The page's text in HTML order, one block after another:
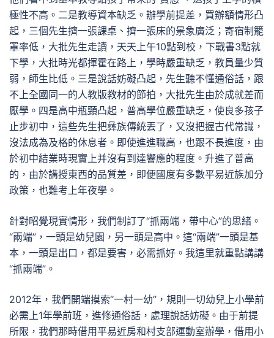
極性不高。二是教導資本缺乏。辦學前提差，買辦額情形凸
起，三個先生擠一張課桌、擠一張床的景象廣泛；寄宿制籠
罩率低，大批先生走讀，天天上午10點到校，下戰書3點就
下學，大批時光都揮霍在路上，學時嚴重缺乏，教員量少質
弱，師生比低。三是說話妨礙凸起，先生聽不懂通俗話，跟
不上全國同一的人教版教材的節拍，大批先生由於成就差而
厭學。四是高中瓶頸凸起，普高學位嚴重缺乏，使良多孩子
止步初中，這些先生把彝族傳統丟了，又沒把握古代常識，
沒法成為及格的休息者。即使進進職高，也跟不長進度，由
於初中結業時現實上并沒有到達響應的程度。升進了普高
的，由於講授東西的品質差，即便國度有多數平易近族加分
政策，也難考上年夜學。
針對昭覺現實情形，我們制訂了“抓兩端，帶中心”的思緒。
“兩端”，一頭是幼兒園，另一頭是高中。這“兩端”一頭是基
本，一頭是出口，都是要害，必需抓好。我這里就重點講講
“抓兩端”。
2012年，我們開端摸索“一村一幼”，規則一切幼兒上小學前
必需上1年學前班，進修通俗話，處理說話妨礙。由于前提
所限，我們那時借用平易近房和村支部運動室辦學，借用小